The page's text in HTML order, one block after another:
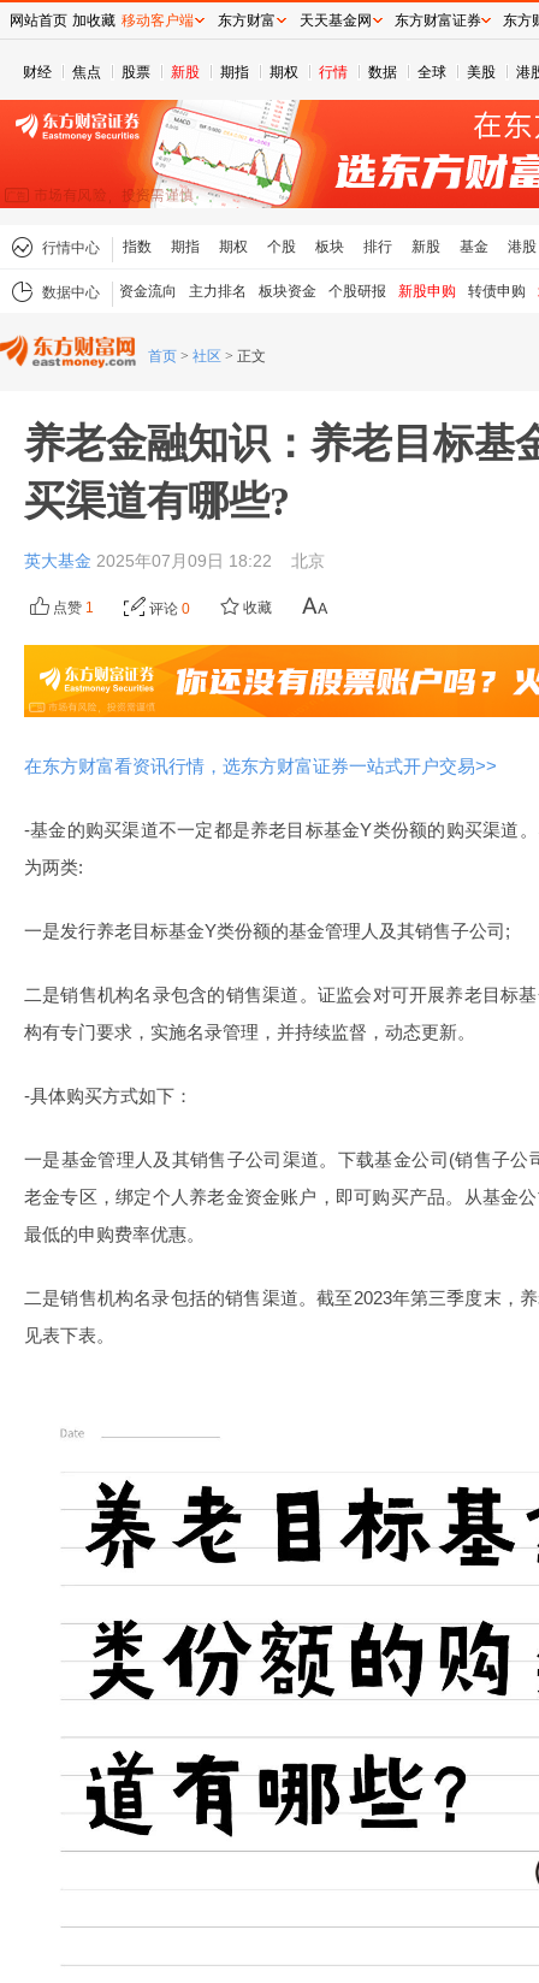
财经 焦点 股票 新股 期指 期权 行情 数据 全球 美股 港
行情中心 指数 期指 期权 个股 板块 排行 新股 基金 港股
数据中心 资金流向 主力排名 板块资金 个股研报 新股申购 转债申购
首页 > 社区 > 正文
养老金融知识：养老目标基
买渠道有哪些?
英大基金 2025年07月09日 18:22 北京
点赞 1 评论 0 收藏
在东方财富看资讯行情，选东方财富证券一站式开户交易>>
-基金的购买渠道不一定都是养老目标基金Y类份额的购买渠道
为两类:
一是发行养老目标基金Y类份额的基金管理人及其销售子公司;
二是销售机构名录包含的销售渠道。证监会对可开展养老目标
构有专门要求，实施名录管理，并持续监督，动态更新。
-具体购买方式如下：
一是基金管理人及其销售子公司渠道。下载基金公司(销售子公
老金专区，绑定个人养老金资金账户，即可购买产品。从基金
最低的申购费率优惠。
二是销售机构名录包括的销售渠道。截至2023年第三季度末，
见表下表。
网站首页 加收藏 移动客户端 东方财富 天天基金网 东方财富证券 东方